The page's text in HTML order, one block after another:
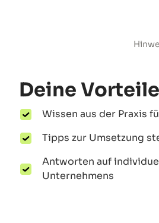
Deine Vorteile
Wissen aus der Praxis
Tipps zur Umsetzung
Antworten auf
Unternehmens